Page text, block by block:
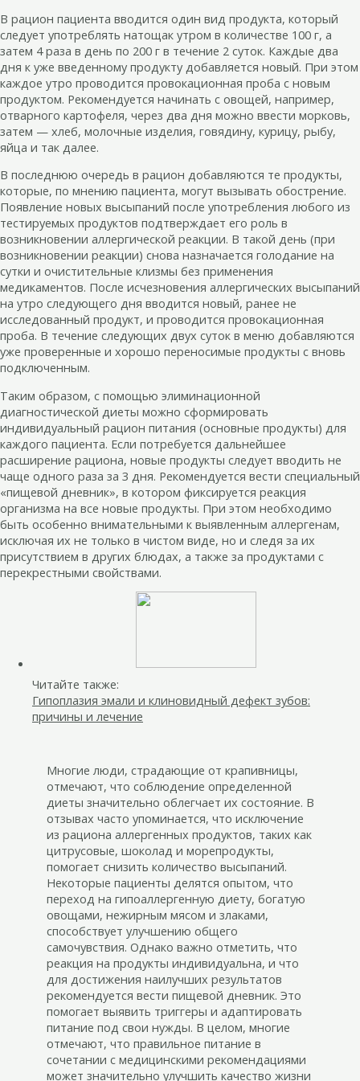
В рацион пациента вводится один вид продукта, который
следует употреблять натощак утром в количестве 100 г, а
затем 4 раза в день по 200 г в течение 2 суток. Каждые два
дня к уже введенному продукту добавляется новый. При этом
каждое утро проводится провокационная проба с новым
продуктом. Рекомендуется начинать с овощей, например,
отварного картофеля, через два дня можно ввести морковь,
затем — хлеб, молочные изделия, говядину, курицу, рыбу,
яйца и так далее.
В последнюю очередь в рацион добавляются те продукты,
которые, по мнению пациента, могут вызывать обострение.
Появление новых высыпаний после употребления любого из
тестируемых продуктов подтверждает его роль в
возникновении аллергической реакции. В такой день (при
возникновении реакции) снова назначается голодание на
сутки и очистительные клизмы без применения
медикаментов. После исчезновения аллергических высыпаний
на утро следующего дня вводится новый, ранее не
исследованный продукт, и проводится провокационная
проба. В течение следующих двух суток в меню добавляются
уже проверенные и хорошо переносимые продукты с вновь
подключенным.
Таким образом, с помощью элиминационной
диагностической диеты можно сформировать
индивидуальный рацион питания (основные продукты) для
каждого пациента. Если потребуется дальнейшее
расширение рациона, новые продукты следует вводить не
чаще одного раза за 3 дня. Рекомендуется вести специальный
«пищевой дневник», в котором фиксируется реакция
организма на все новые продукты. При этом необходимо
быть особенно внимательными к выявленным аллергенам,
исключая их не только в чистом виде, но и следя за их
присутствием в других блюдах, а также за продуктами с
перекрестными свойствами.
Читайте также:
Гипоплазия эмали и клиновидный дефект зубов:
причины и лечение
Многие люди, страдающие от крапивницы,
отмечают, что соблюдение определенной
диеты значительно облегчает их состояние. В
отзывах часто упоминается, что исключение
из рациона аллергенных продуктов, таких как
цитрусовые, шоколад и морепродукты,
помогает снизить количество высыпаний.
Некоторые пациенты делятся опытом, что
переход на гипоаллергенную диету, богатую
овощами, нежирным мясом и злаками,
способствует улучшению общего
самочувствия. Однако важно отметить, что
реакция на продукты индивидуальна, и что
для достижения наилучших результатов
рекомендуется вести пищевой дневник. Это
помогает выявить триггеры и адаптировать
питание под свои нужды. В целом, многие
отмечают, что правильное питание в
сочетании с медицинскими рекомендациями
может значительно улучшить качество жизни